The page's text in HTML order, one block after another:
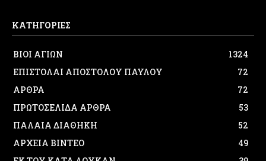
ΚΑΤΗΓΟΡΙΕΣ
ΒΙΟΙ ΑΓΙΩΝ
1324
ΕΠΙΣΤΟΛΑΙ ΑΠΟΣΤΟΛΟΥ ΠΑΥΛΟΥ
72
ΑΡΘΡΑ
72
ΠΡΩΤΟΣΕΛΙΔΑ ΑΡΘΡΑ
53
ΠΑΛΑΙΑ ΔΙΑΘΗΚΗ
52
ΑΡΧΕΙΑ ΒΙΝΤΕΟ
49